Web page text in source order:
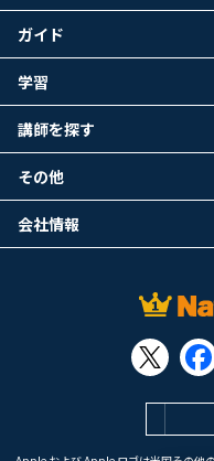
ガイド
学習
講師を探す
その他
会社情報